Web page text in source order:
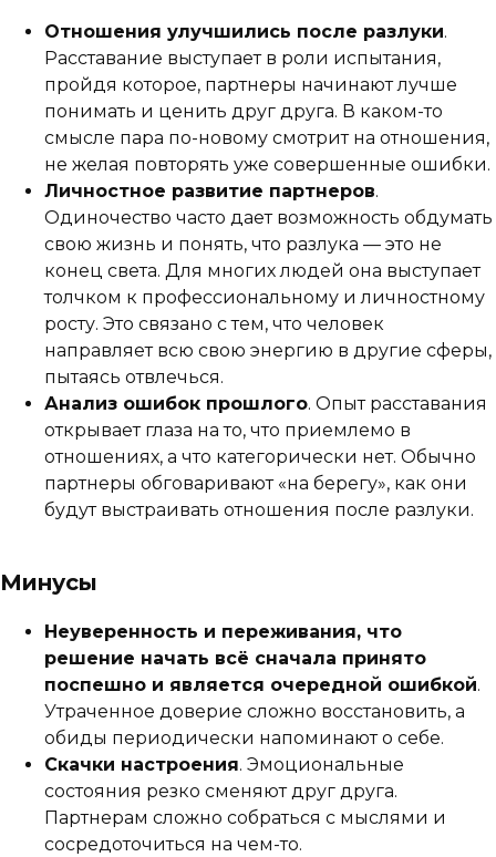
Отношения улучшились после разлуки.
Расставание выступает в роли испытания,
пройдя которое, партнеры начинают лучше
понимать и ценить друг друга. В каком-то
смысле пара по-новому смотрит на отношения,
не желая повторять уже совершенные ошибки.
Личностное развитие партнеров.
Одиночество часто дает возможность обдумать
свою жизнь и понять, что разлука — это не
конец света. Для многих людей она выступает
толчком к профессиональному и личностному
росту. Это связано с тем, что человек
направляет всю свою энергию в другие сферы,
пытаясь отвлечься.
Анализ ошибок прошлого. Опыт расставания
открывает глаза на то, что приемлемо в
отношениях, а что категорически нет. Обычно
партнеры обговаривают «на берегу», как они
будут выстраивать отношения после разлуки.
Минусы
Неуверенность и переживания, что
решение начать всё сначала принято
поспешно и является очередной ошибкой.
Утраченное доверие сложно восстановить, а
обиды периодически напоминают о себе.
Скачки настроения. Эмоциональные
состояния резко сменяют друг друга.
Партнерам сложно собраться с мыслями и
сосредоточиться на чем-то.